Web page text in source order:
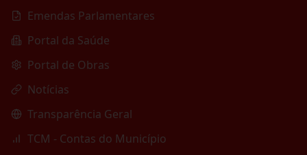
Emendas Parlamentares
Portal da Saúde
Portal de Obras
Notícias
Transparência Geral
TCM - Contas do Município